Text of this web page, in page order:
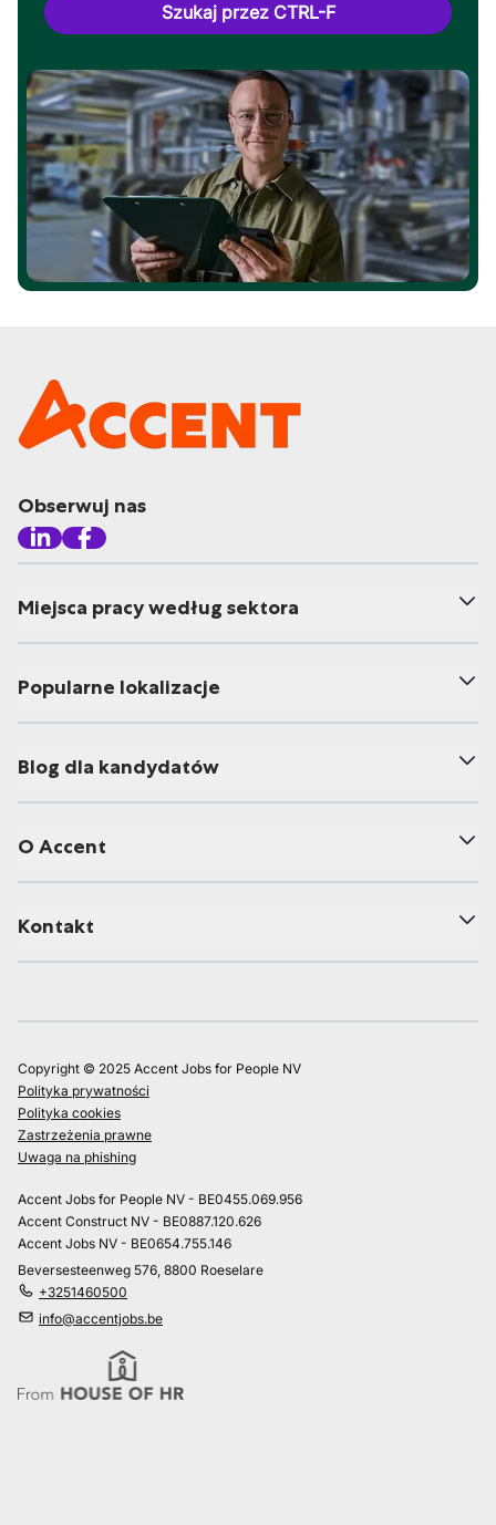
Szukaj przez CTRL-F
Obserwuj nas
Miejsca pracy według sektora
Popularne lokalizacje
Blog dla kandydatów
O Accent
Kontakt
Copyright © 2025 Accent Jobs for People NV
Polityka prywatności
Polityka cookies
Zastrzeżenia prawne
Uwaga na phishing
Accent Jobs for People NV - BE0455.069.956
Accent Construct NV - BE0887.120.626
Accent Jobs NV - BE0654.755.146
Beversesteenweg 576, 8800 Roeselare
+3251460500
info@accentjobs.be